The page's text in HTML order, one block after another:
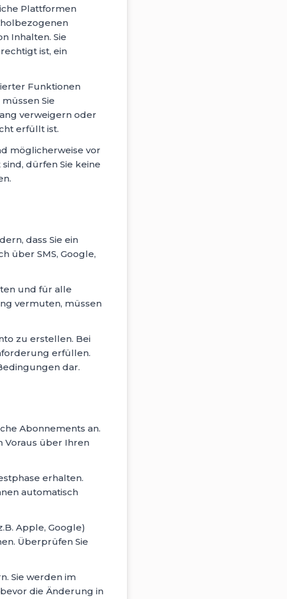
Plattformen
Inhalten. Sie
ist, ein
Funktionen
Sie
verweigern oder
erfüllt ist.
möglicherweise vor
dürfen Sie keine
dass Sie ein
über SMS, Google,
und für alle
vermuten, müssen
zu erstellen. Bei
erfüllen.
dar.
Abonnements an.
Voraus über Ihren
erhalten.
automatisch
Apple, Google)
Überprüfen Sie
Sie werden im
die Änderung in